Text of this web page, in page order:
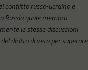
conflitto russo-ucraino e
Russia quale membro
le stesse discussioni
diritto di veto per superare